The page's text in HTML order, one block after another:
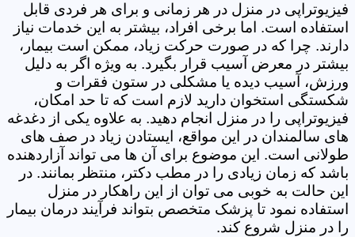
فیزیوتراپی در منزل در هر زمانی و برای هر فردی قابل
استفاده است. اما برخی افراد، بیشتر به این خدمات نیاز
دارند. چرا که در صورت حرکت زیاد، ممکن است بیمار،
بیشتر در معرض آسیب قرار بگیرد. به ویژه اگر به دلیل
ورزش، آسیب دیده یا مشکلی در ستون فقرات و
شکستگی استخوان دارید لازم است که تا حد امکان،
فیزیوتراپی را در منزل انجام دهید. به علاوه یکی از دغدغه
های سالمندان در این مواقع، ایستادن زیاد در صف های
طولانی است. این موضوع برای آن ها می تواند آزاردهنده
باشد که زمان زیادی را در مطب دکتر، منتظر بمانند. در
این حالت به خوبی می توان از این راهکار در منزل
استفاده نمود تا پزشک متخصص بتواند فرآیند درمان بیمار
را در منزل شروع کند.